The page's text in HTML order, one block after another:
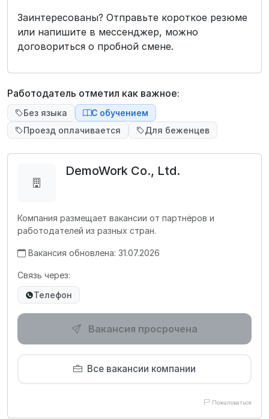
Заинтересованы? Отправьте короткое резюме
или напишите в мессенджер, можно
договориться о пробной смене.
Работодатель отметил как важное:
Без языка
С обучением
Проезд оплачивается
Для беженцев
DemoWork Co., Ltd.
Компания размещает вакансии от партнёров и
работодателей из разных стран.
Вакансия обновлена: 31.07.2026
Связь через:
Телефон
Вакансия просрочена
Все вакансии компании
Пожаловаться